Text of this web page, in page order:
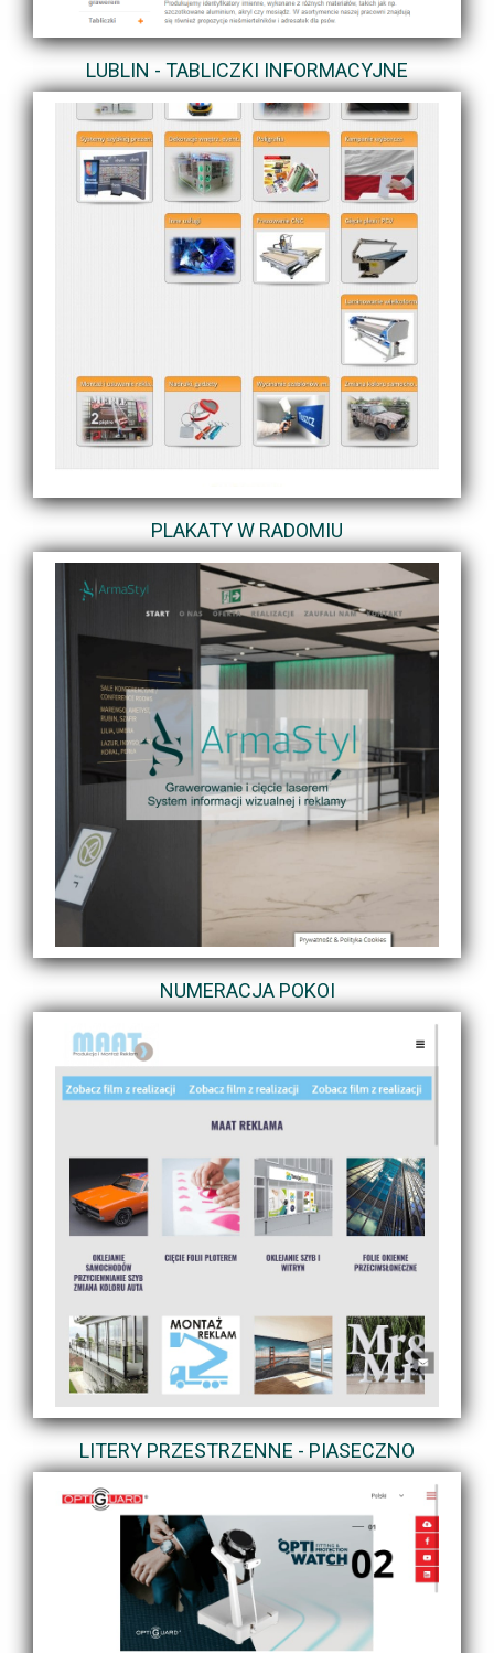
LUBLIN - TABLICZKI INFORMACYJNE
PLAKATY W RADOMIU
NUMERACJA POKOI
LITERY PRZESTRZENNE - PIASECZNO